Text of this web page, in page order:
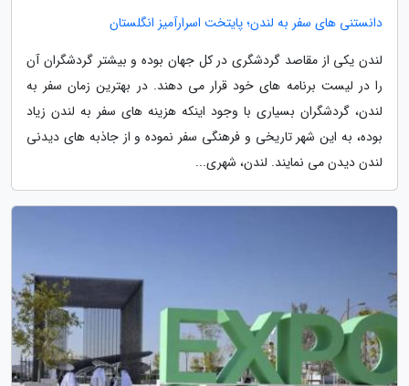
دانستنی های سفر به لندن؛ پایتخت اسرارآمیز انگلستان
لندن یکی از مقاصد گردشگری در کل جهان بوده و بیشتر گردشگران آن
را در لیست برنامه های خود قرار می دهند. در بهترین زمان سفر به
لندن، گردشگران بسیاری با وجود اینکه هزینه های سفر به لندن زیاد
بوده، به این شهر تاریخی و فرهنگی سفر نموده و از جاذبه های دیدنی
لندن دیدن می نمایند. لندن، شهری...